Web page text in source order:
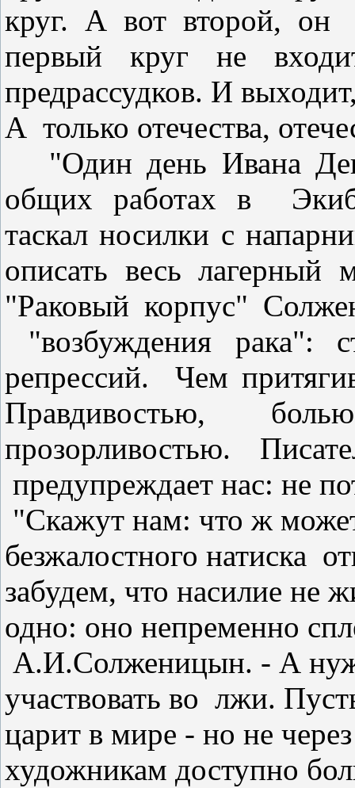
круг. А вот второй, он
первый круг не
предрассудков. И
А только отечества,
"Один день Ивана
общих работах в
таскал носилки с
описать весь
"Раковый корпус"
"возбуждения рака":
репрессий.
Чем
Правдивостью,
прозорливостью.
предупреждает нас: не
"Скажут нам: что ж
безжалостного натиска
забудем, что насилие не
одно: оно непременно
А.И.Солженицын. - А
участвовать во лжи.
царит в мире - но не
художникам доступно